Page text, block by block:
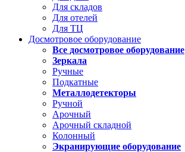
Для складов
Для отелей
Для ТЦ
Досмотровое оборудование
Все досмотровое оборудование
Зеркала
Ручные
Подкатные
Металлодетекторы
Ручной
Арочный
Арочный складной
Колонный
Экранирующие оборудование